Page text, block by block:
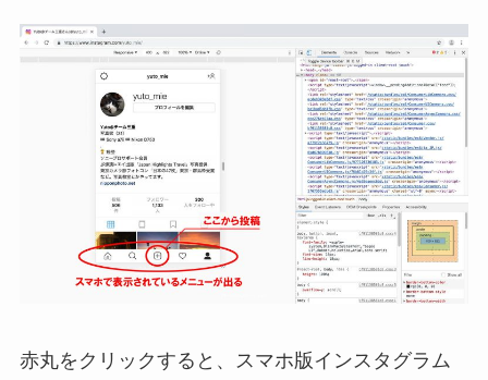
赤丸をクリックすると、スマホ版インスタグラム